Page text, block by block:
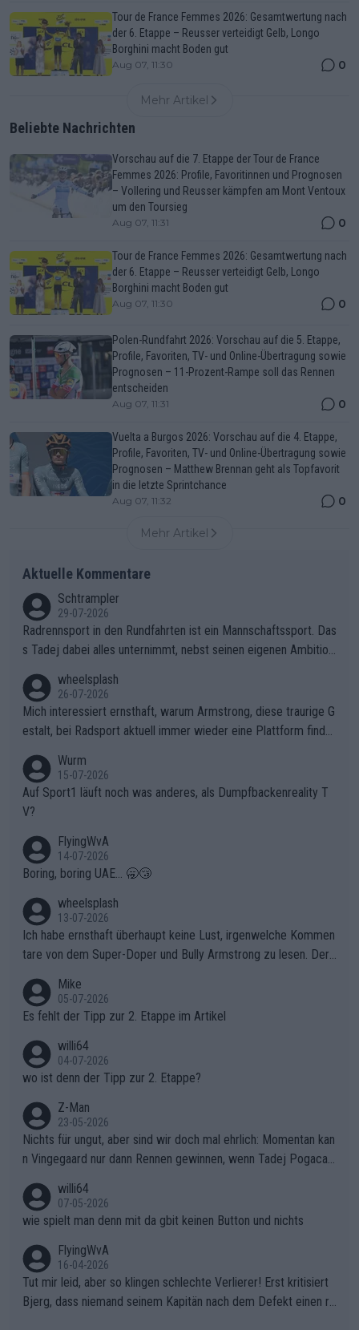
Tour de France Femmes 2026: Gesamtwertung nach
der 6. Etappe – Reusser verteidigt Gelb, Longo
Borghini macht Boden gut
Aug 07, 11:30 0
Mehr Artikel
Beliebte Nachrichten
Vorschau auf die 7. Etappe der Tour de France
Femmes 2026: Profile, Favoritinnen und Prognosen
– Vollering und Reusser kämpfen am Mont Ventoux
um den Toursieg
Aug 07, 11:31 0
Tour de France Femmes 2026: Gesamtwertung nach
der 6. Etappe – Reusser verteidigt Gelb, Longo
Borghini macht Boden gut
Aug 07, 11:30 0
Polen-Rundfahrt 2026: Vorschau auf die 5. Etappe,
Profile, Favoriten, TV- und Online-Übertragung sowie
Prognosen – 11-Prozent-Rampe soll das Rennen
entscheiden
Aug 07, 11:31 0
Vuelta a Burgos 2026: Vorschau auf die 4. Etappe,
Profile, Favoriten, TV- und Online-Übertragung sowie
Prognosen – Matthew Brennan geht als Topfavorit
in die letzte Sprintchance
Aug 07, 11:32 0
Mehr Artikel
Aktuelle Kommentare
Schtrampler
29-07-2026
Radrennsport in den Rundfahrten ist ein Mannschaftssport. Das
s Tadej dabei alles unternimmt, nebst seinen eigenen Ambition
ganze Team auch mental stark zu machen und konkret am Erf
olg teilzuhaben, ist ihm ganz hoch anzurechnen. Das ist ein Zei
chen weit über den Radsport hinaus.
wheelsplash
26-07-2026
Mich interessiert ernsthaft, warum Armstrong, diese traurige G
estalt, bei Radsport aktuell immer wieder eine Plattform finde
Wurm
15-07-2026
Auf Sport1 läuft noch was anderes, als Dumpfbackenreality T
V?
FlyingWvA
14-07-2026
Boring, boring UAE... 🥱😴
wheelsplash
13-07-2026
Ich habe ernsthaft überhaupt keine Lust, irgenwelche Kommen
tare von dem Super-Doper und Bully Armstrong zu lesen. Der
r die gehört nicht in dieses Medium!
Mike
05-07-2026
Es fehlt der Tipp zur 2. Etappe im Artikel
willi64
04-07-2026
wo ist denn der Tipp zur 2. Etappe?
Z-Man
23-05-2026
Nichts für ungut, aber sind wir doch mal ehrlich: Momentan kan
n Vingegaard nur dann Rennen gewinnen, wenn Tadej Pogacar
willi64
07-05-2026
wie spielt man denn mit da gbit keinen Button und nichts
FlyingWvA
16-04-2026
Tut mir leid, aber so klingen schlechte Verlierer! Erst kritisiert
Bjerg, dass niemand seinem Kapitän nach dem Defekt einen ro